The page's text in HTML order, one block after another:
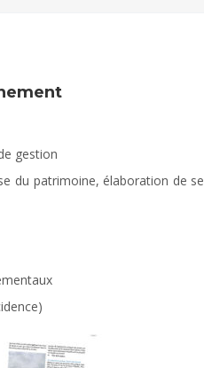
gestion
patrimoine, élaboration de